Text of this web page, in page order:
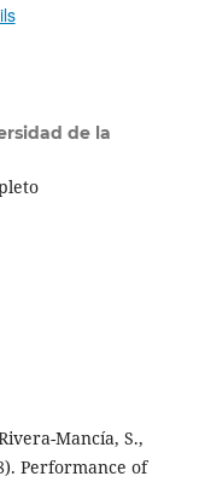
de la
Mancía, S.,
Performance of